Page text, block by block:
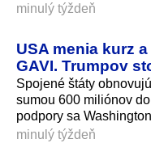
minulý týždeň
USA menia kurz
GAVI. Trumpov
Spojené štáty
sumou 600 miliónov
podpory sa
minulý týždeň